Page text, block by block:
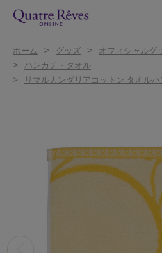
ホーム > グッズ > オフィシャルグ
> ハンカチ・タオル
> サマルカンダリアコットン タオルハ